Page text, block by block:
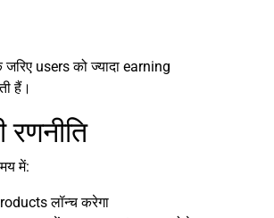
users को ज्यादा earning
हैं।
में:
लॉन्च करेगा